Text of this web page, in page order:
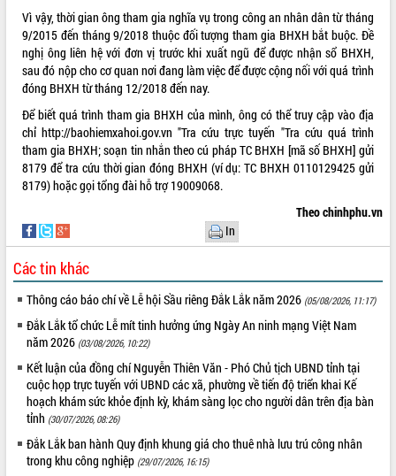
VIDEO
Không có file video nào để phát.
ALBUM ẢNH
LIÊN KẾT WEB
THỐNG KÊ TRUY CẬP
Hôm nay: 16419
Tất cả: 66102087
Vì vậy, thời gian ông tham gia nghĩa vụ trong công an nhân dân từ tháng
9/2015 đến tháng 9/2018 thuộc đối tượng tham gia BHXH bắt buộc. Đề
nghị ông liên hệ với đơn vị trước khi xuất ngũ để được nhận sổ BHXH,
sau đó nộp cho cơ quan nơi đang làm việc để được cộng nối với quá trình
đóng BHXH từ tháng 12/2018 đến nay.
Để biết quá trình tham gia BHXH của mình, ông có thể truy cập vào địa
chỉ http://baohiemxahoi.gov.vn "Tra cứu trực tuyến "Tra cứu quá trình
tham gia BHXH; soạn tin nhắn theo cú pháp TC BHXH [mã số BHXH] gửi
8179 để tra cứu thời gian đóng BHXH (ví dụ: TC BHXH 0110129425 gửi
8179) hoặc gọi tổng đài hỗ trợ 19009068.
Theo chinhphu.vn
In
Các tin khác
Thông cáo báo chí về Lễ hội Sầu riêng Đắk Lắk năm 2026 (05/08/2026, 11:17)
Đắk Lắk tổ chức Lễ mít tinh hưởng ứng Ngày An ninh mạng Việt Nam
năm 2026 (03/08/2026, 10:22)
Kết luận của đồng chí Nguyễn Thiên Văn - Phó Chủ tịch UBND tỉnh tại
cuộc họp trực tuyến với UBND các xã, phường về tiến độ triển khai Kế
hoạch khám sức khỏe định kỳ, khám sàng lọc cho người dân trên địa bàn
tỉnh (30/07/2026, 08:26)
Đắk Lắk ban hành Quy định khung giá cho thuê nhà lưu trú công nhân
trong khu công nghiệp (29/07/2026, 16:15)